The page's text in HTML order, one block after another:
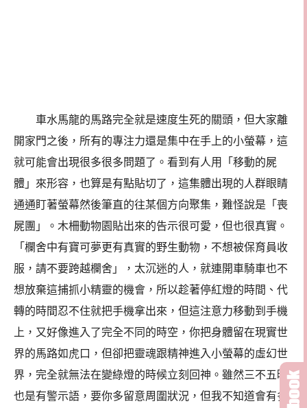
車水馬龍的馬路完全就是速度生死的關頭，但大家離
開家門之後，所有的專注力還是集中在手上的小螢幕，這
就可能會出現很多很多問題了。看到有人用「移動的屍
體」來形容，也算是有點貼切了，這集體出現的人群眼睛
通通盯著螢幕然後筆直的往某個方向聚集，難怪說是「喪
屍團」。木柵動物園貼出來的告示很可愛，但也很真實。
「欄舍中有寶可夢更有真實的野生動物，不想被保育員收
服，請不要跨越欄舍」，太沉迷的人，就連開車騎車也不
想放棄這捕抓小精靈的機會，所以趁著停紅燈的時間、代
轉的時間忍不住就把手機拿出來，但這注意力移動到手機
上，又好像進入了完全不同的時空，你把身體留在現實世
界的馬路如虎口，但卻把靈魂跟精神進入小螢幕的虛幻世
界，完全就無法在變綠燈的時候立刻回神。雖然三不五時
也是有警示語，要你多留意周圍狀況，但我不知道會有多